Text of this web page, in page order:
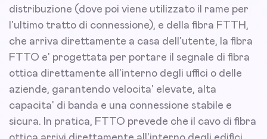
distribuzione (dove poi viene utilizzato il rame per
l'ultimo tratto di connessione), e della fibra FTTH,
che arriva direttamente a casa dell'utente, la fibra
FTTO e' progettata per portare il segnale di fibra
ottica direttamente all'interno degli uffici o delle
aziende, garantendo velocita' elevate, alta
capacita' di banda e una connessione stabile e
sicura. In pratica, FTTO prevede che il cavo di fibra